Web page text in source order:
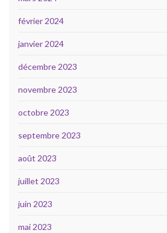
février 2024
janvier 2024
décembre 2023
novembre 2023
octobre 2023
septembre 2023
août 2023
juillet 2023
juin 2023
mai 2023